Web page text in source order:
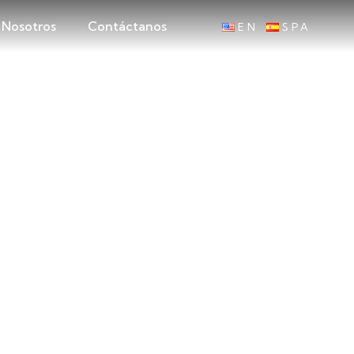
Nosotros Contáctanos EN SPA